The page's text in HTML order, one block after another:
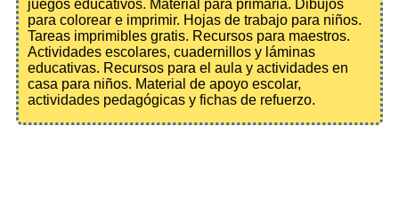
juegos educativos. Material para primaria. Dibujos
para colorear e imprimir. Hojas de trabajo para niños.
Tareas imprimibles gratis. Recursos para maestros.
Actividades escolares, cuadernillos y láminas
educativas. Recursos para el aula y actividades en
casa para niños. Material de apoyo escolar,
actividades pedagógicas y fichas de refuerzo.